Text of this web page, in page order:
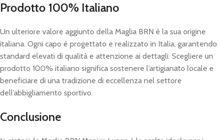
Prodotto 100% Italiano
Un ulteriore valore aggiunto della Maglia BRN è la sua origine
italiana. Ogni capo è progettato e realizzato in Italia, garantendo
standard elevati di qualità e attenzione ai dettagli. Scegliere un
prodotto 100% italiano significa sostenere l’artigianato locale e
beneficiare di una tradizione di eccellenza nel settore
dell’abbigliamento sportivo.
Conclusione